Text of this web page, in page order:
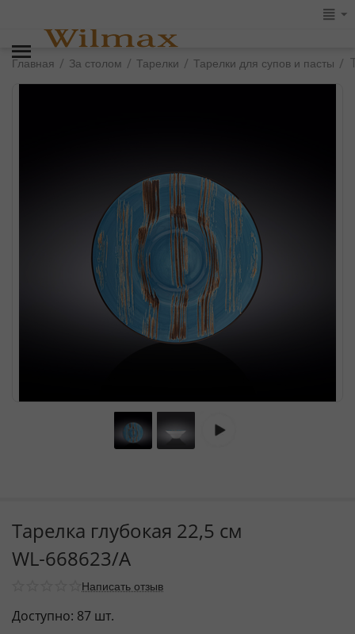
Главная / За столом / Тарелки / Тарелки для супов и пасты /
Тарелка глубокая 22,5 см
WL‑668623/A
Написать отзыв
Доступно: 87 шт.